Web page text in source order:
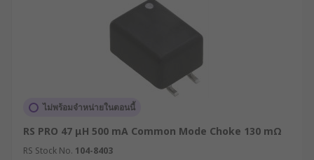
ไม่พร้อมจำหน่ายในตอนนี้
RS PRO 47 μH 500 mA Common Mode Choke 130 mΩ
RS Stock No. 104-8403